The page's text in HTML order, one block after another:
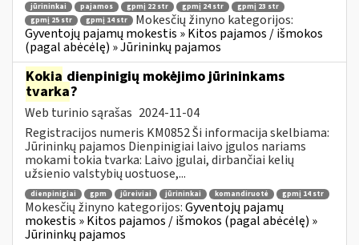
jūrininkai
pajamos gpmį 22 str gpmį 24 str
gpmį 23 str
gpmį 25 str
gpmį 14 str
Mokesčių žinyno kategorijos:
Gyventojų pajamų mokestis » Kitos pajamos / išmokos
(pagal abėcėlę) » Jūrininkų pajamos
Kokia dienpinigių mokėjimo jūrininkams
tvarka?
Web turinio sąrašas 2024-11-04
Registracijos numeris KM0852 Ši informacija skelbiama:
Jūrininkų pajamos Dienpinigiai laivo įgulos nariams
mokami tokia tvarka: Laivo įgulai, dirbančiai kelių
užsienio valstybių uostuose,...
dienpinigiai gpm jūreiviai jūrininkai komandiruotė gpmį 14 str
Mokesčių žinyno kategorijos:Gyventojų pajamų
mokestis » Kitos pajamos / išmokos (pagal abėcėlę) »
Jūrininkų pajamos